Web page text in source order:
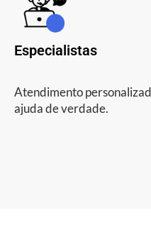
Especialistas
Atendimento
ajuda de verdade.